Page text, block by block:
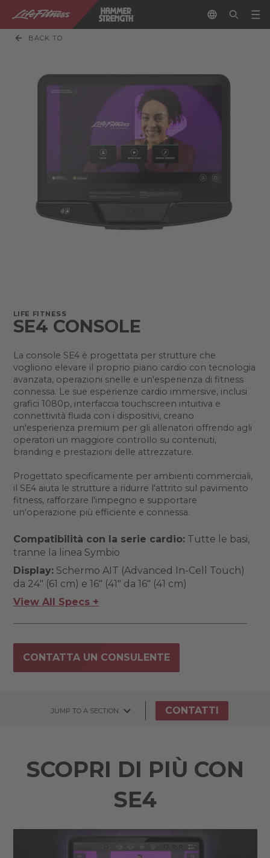
BACK TO
LIFE FITNESS
SE4 CONSOLE
La console SE4 è progettata per strutture che
vogliono elevare il proprio piano cardio con tecnologia
avanzata, operazioni snelle e un'esperienza di fitness
connessa. Le sue esperienze cardio immersive, inclusi
grafici 1080p, interfaccia touchscreen intuitiva e
connettività fluida con i dispositivi, creano
un'esperienza premium per gli allenatori offrendo agli
operatori un maggiore controllo su contenuti,
branding e prestazioni delle attrezzature.
Progettato specificamente per ambienti commerciali,
il SE4 aiuta le strutture a ridurre l'attrito sul pavimento
fitness, rafforzare l'impegno e supportare
un'operazione più efficiente e connessa.
Compatibilità con la serie cardio:Tutte le basi,
tranne la linea Symbio
Display:Schermo AIT (Advanced In-Cell Touch)
da 24" (61 cm) e 16" (41" da 16" (41 cm)
View All Specs +
CONTATTA UN CONSULENTE
JUMP TO A SECTION CONTATTI
SCOPRI DI PIÙ CON
SE4